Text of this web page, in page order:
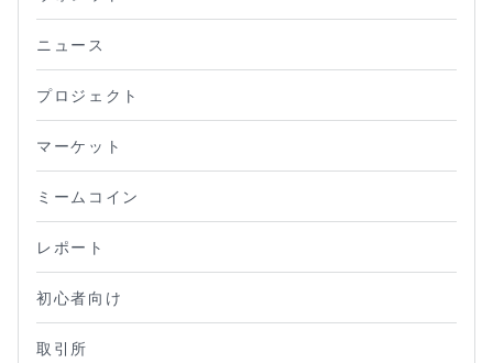
ニュース
プロジェクト
マーケット
ミームコイン
レポート
初心者向け
取引所